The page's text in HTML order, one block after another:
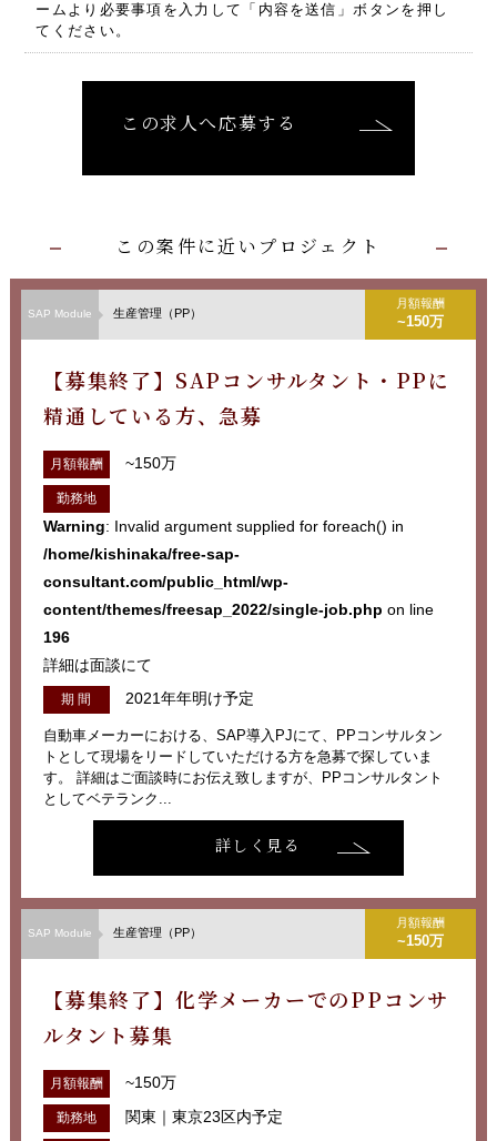
ームより必要事項を入力して「内容を送信」ボタンを押し
てください。
この求人へ応募する
この案件に近いプロジェクト
SAP Module 生産管理（PP）
月額報酬
~150万
【募集終了】SAPコンサルタント・PPに
精通している方、急募
月額報酬 ~150万
勤務地
Warning: Invalid argument supplied for foreach() in
/home/kishinaka/free-sap-
consultant.com/public_html/wp-
content/themes/freesap_2022/single-job.php on line
196
詳細は面談にて
期 間 2021年年明け予定
自動車メーカーにおける、SAP導入PJにて、PPコンサルタン
トとして現場をリードしていただける方を急募で探していま
す。 詳細はご面談時にお伝え致しますが、PPコンサルタント
としてベテランク...
詳しく見る
SAP Module 生産管理（PP）
月額報酬
~150万
【募集終了】化学メーカーでのPPコンサ
ルタント募集
月額報酬 ~150万
勤務地 関東｜東京23区内予定